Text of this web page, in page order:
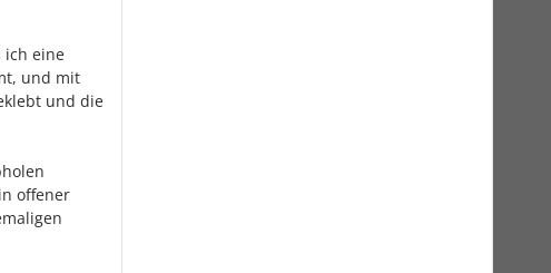
ich eine
und mit
und die
offener